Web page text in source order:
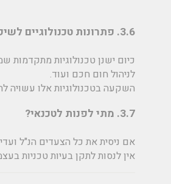
3.6. פתרונות טכנולוגיים לשיפור תחזוקת התנור
כיום ישנן טכנולוגיות מתקדמות
לניהול חום חכם ועוד.
השקעה בטכנולוגיות אלו עשויה
3.7. מתי לפנות לטכנאי?
אם ניסית את כל הצעדים הנ"ל
אין לנסות לתקן בעיות טכניות